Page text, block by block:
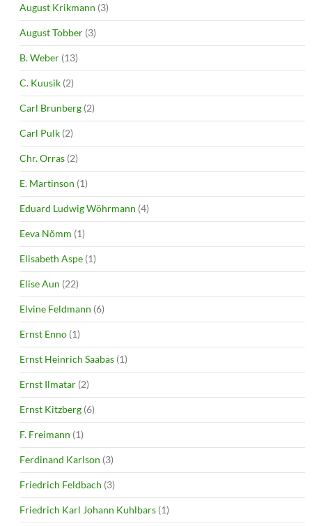
August Krikmann (3)
August Tobber (3)
B. Weber (13)
C. Kuusik (2)
Carl Brunberg (2)
Carl Pulk (2)
Chr. Orras (2)
E. Martinson (1)
Eduard Ludwig Wöhrmann (4)
Eeva Nõmm (1)
Elisabeth Aspe (1)
Elise Aun (22)
Elvine Feldmann (6)
Ernst Enno (1)
Ernst Heinrich Saabas (1)
Ernst Ilmatar (2)
Ernst Kitzberg (6)
F. Freimann (1)
Ferdinand Karlson (3)
Friedrich Feldbach (3)
Friedrich Karl Johann Kuhlbars (1)